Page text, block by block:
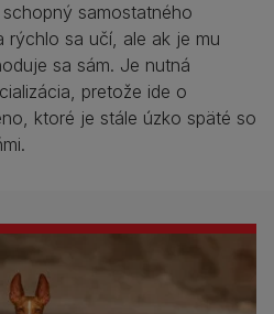
samostatného
rýchlo sa učí, ale ak je mu
sa sám. Je nutná
pretože ide o
ktoré je stále úzko späté so